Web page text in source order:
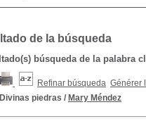
de la búsqueda
búsqueda de la palabra
Refinar búsqueda Générer
Divinas piedras / Mary Méndez